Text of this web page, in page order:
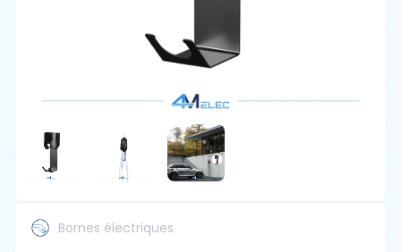
Bornes électriques